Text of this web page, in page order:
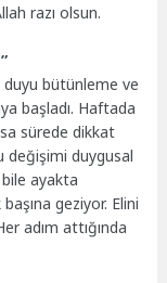
razı olsun.
duyu bütünleme ve
başladı. Haftada
sürede dikkat
değişimi duygusal
ayakta
geziyor. Elini
adım attığında